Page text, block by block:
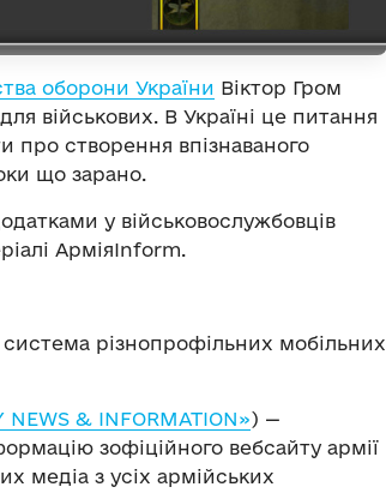
оборони України Віктор Гром
військових. В Україні це питання
про створення впізнаваного
що зарано.
у військовослужбовців
АрміяInform.
різнопрофільних мобільних
NEWS & INFORMATION») —
зофіційного вебсайту армії
медіа з усіх армійських